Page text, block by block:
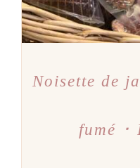
Noisette de
fumé ･